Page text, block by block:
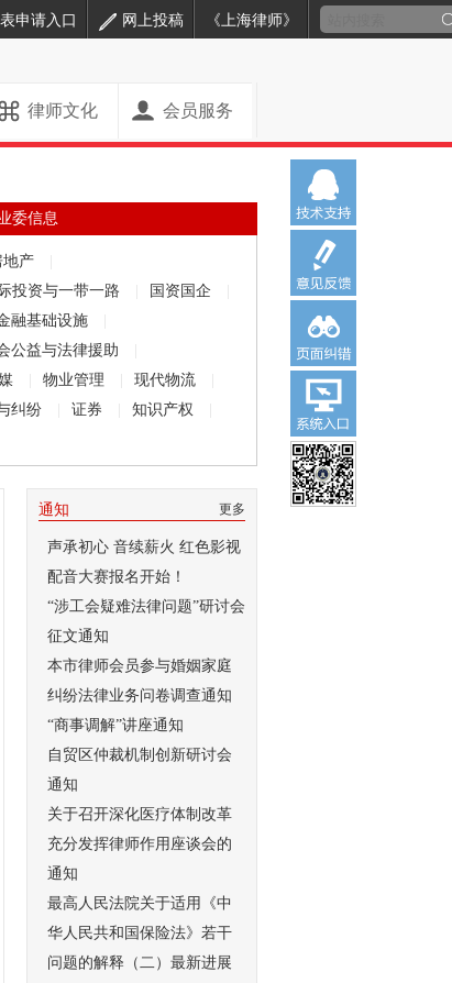
申请入口 网上投稿 《上海律师》
律师文化 会员服务
委信息
地产
投资与一带一路 国资国企
融基础设施
公益与法律援助
物业管理 现代物流
纠纷 证券 知识产权
更多
通知
声承初心 音续薪火 红色影视
配音大赛报名开始！
“涉工会疑难法律问题”研讨会
征文通知
本市律师会员参与婚姻家庭
纠纷法律业务问卷调查通知
“商事调解”讲座通知
自贸区仲裁机制创新研讨会
通知
关于召开深化医疗体制改革
充分发挥律师作用座谈会的
通知
最高人民法院关于适用《中
华人民共和国保险法》若干
问题的解释（二）最新进展